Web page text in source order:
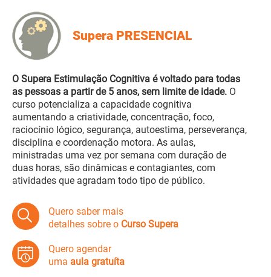
Supera PRESENCIAL
O Supera Estimulação Cognitiva é voltado para todas
as pessoas a partir de 5 anos, sem limite de idade. O
curso potencializa a capacidade cognitiva
aumentando a criatividade, concentração, foco,
raciocínio lógico, segurança, autoestima, perseverança,
disciplina e coordenação motora. As aulas,
ministradas uma vez por semana com duração de
duas horas, são dinâmicas e contagiantes, com
atividades que agradam todo tipo de público.
Quero saber mais
detalhes sobre o Curso Supera
Quero agendar
uma aula gratuíta